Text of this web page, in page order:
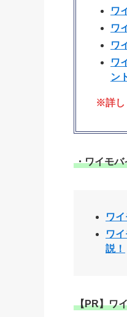
ワ
ワ
ワ
ワ
ン
※詳し
・ワイモバ
ワ
ワ
説！
【PR】ワ